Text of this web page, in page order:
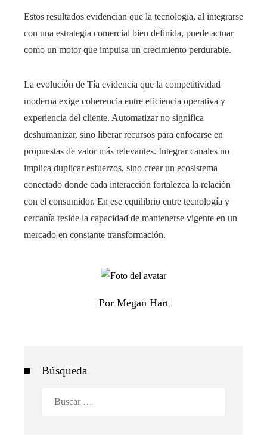
Estos resultados evidencian que la tecnología, al integrarse
con una estrategia comercial bien definida, puede actuar
como un motor que impulsa un crecimiento perdurable.
La evolución de Tía evidencia que la competitividad
moderna exige coherencia entre eficiencia operativa y
experiencia del cliente. Automatizar no significa
deshumanizar, sino liberar recursos para enfocarse en
propuestas de valor más relevantes. Integrar canales no
implica duplicar esfuerzos, sino crear un ecosistema
conectado donde cada interacción fortalezca la relación
con el consumidor. En ese equilibrio entre tecnología y
cercanía reside la capacidad de mantenerse vigente en un
mercado en constante transformación.
Por Megan Hart
Búsqueda